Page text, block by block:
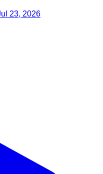
23, 2026